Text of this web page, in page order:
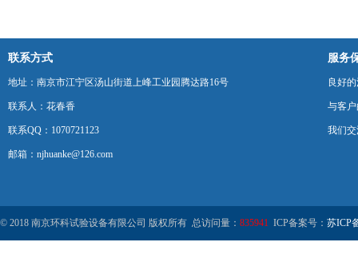
联系方式
地址：南京市江宁区汤山街道上峰工业园腾达路16号
联系人：花春香
联系QQ：1070721123
邮箱：njhuanke@126.com
服务
良好
与客
我们
© 2018 南京环科试验设备有限公司 版权所有 总访问量： 835941 ICP备案号： 苏ICP